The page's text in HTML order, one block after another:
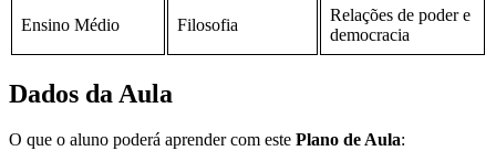
Ensino Médio Filosofia
Relações de poder e
democracia
Dados da Aula
O que o aluno poderá aprender com este Plano de Aula: